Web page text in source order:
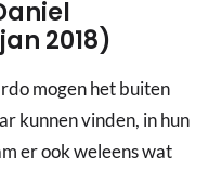
2018)
mogen het buiten
kunnen vinden, in hun
er ook weleens wat